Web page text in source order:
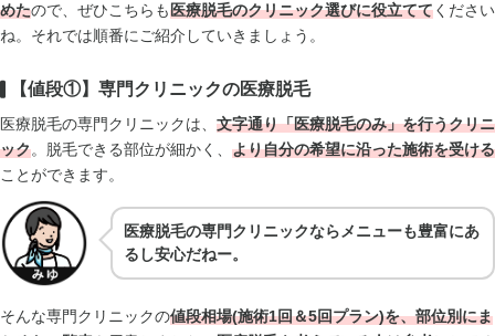
めたので、ぜひこちらも医療脱毛のクリニック選びに役立ててください
ね。それでは順番にご紹介していきましょう。
【値段①】専門クリニックの医療脱毛
医療脱毛の専門クリニックは、 文字通り「医療脱毛のみ」を行うクリニ
ック。脱毛できる部位が細かく、 より自分の希望に沿った施術を受ける
ことができます。
医療脱毛の専門クリニックならメニューも豊富にあ
るし安心だねー。
そんな専門クリニックの値段相場(施術1回＆5回プラン)を、部位別にま